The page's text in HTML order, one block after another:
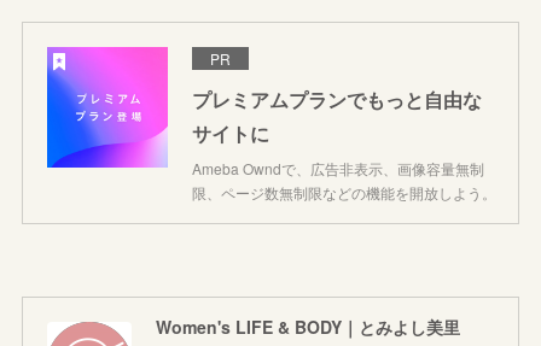
PR
プレミアムプランでもっと自由な
サイトに
Ameba Owndで、広告非表示、画像容量無制
限、ページ数無制限などの機能を開放しよう。
Women's LIFE & BODY｜とみよし美里